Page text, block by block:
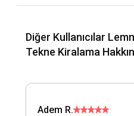
yaşam tarzını
Lemmer bölgesindeki
açık hava etkinlikleri
etkinlikleri ve tarihi yerlerin
Diğer Kullanıcılar
Tekne Kiralama
Adem R.